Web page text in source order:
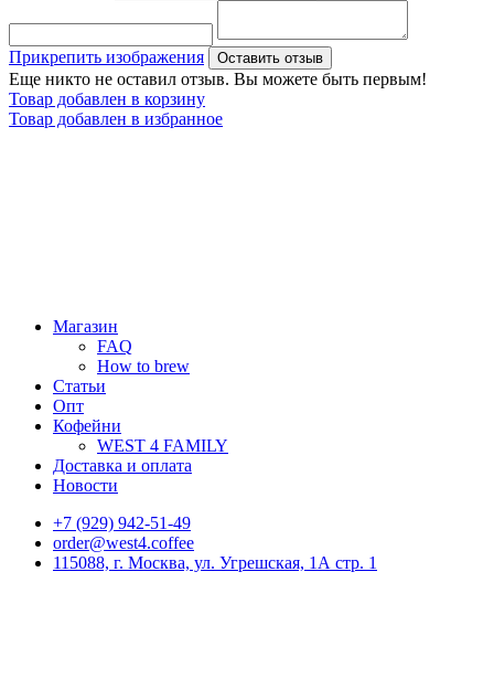
Прикрепить изображения Оставить отзыв
Еще никто не оставил отзыв. Вы можете быть первым!
Товар добавлен в корзину
Товар добавлен в избранное
Магазин
FAQ
How to brew
Статьи
Опт
Кофейни
WEST 4 FAMILY
Доставка и оплата
Новости
+7 (929) 942-51-49
order@west4.coffee
115088, г. Москва, ул. Угрешская, 1А стр. 1